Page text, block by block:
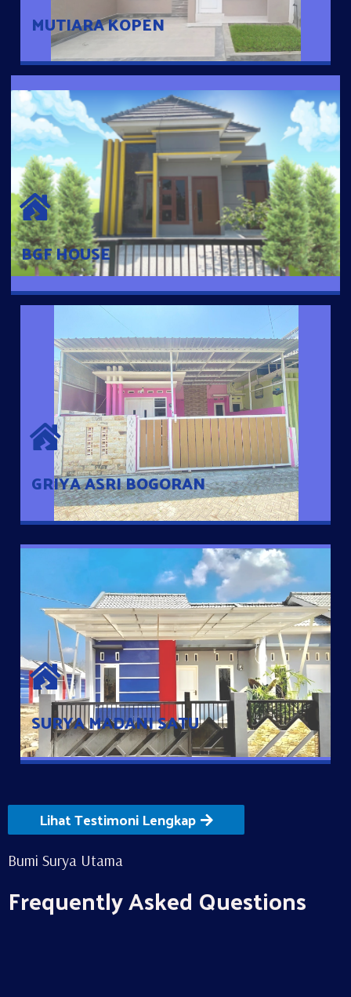
MUTIARA KOPEN
BGF HOUSE
BGF HOUSE
Hunian Mewah Pusat Kota dengan fasilitas Free Desain, Dapur,
Parkir Mobil dengan 3 Kamar Tidur dan 2 Kamar Mandi.
GRIYA ASRI BOGORAN
GRIYA ASRI BOGORAN
Desain Modern Minimalis dengan Konsep Rumah Pintar
Sehingga Memudahkan Penghuni mengakses rumahnya
dengan Ponsel
SURYA MADANI SATU
SURYA MADANI SATU
Satu-satunya Hunian nyaman dengan harga subsidi hanya 100
jutaan dengan lokasi strategis di Tuban
Lihat Testimoni Lengkap
Bumi Surya Utama
Frequently Asked Questions